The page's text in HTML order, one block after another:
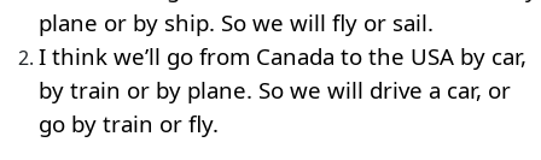
plane or by ship. So we will fly or sail.
I think we’ll go from Canada to the USA by car,
by train or by plane. So we will drive a car, or
go by train or fly.